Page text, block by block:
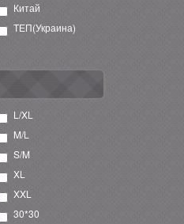
Китай
ТЕП(Украина)
L/XL
M/L
S/M
XL
XXL
30*30